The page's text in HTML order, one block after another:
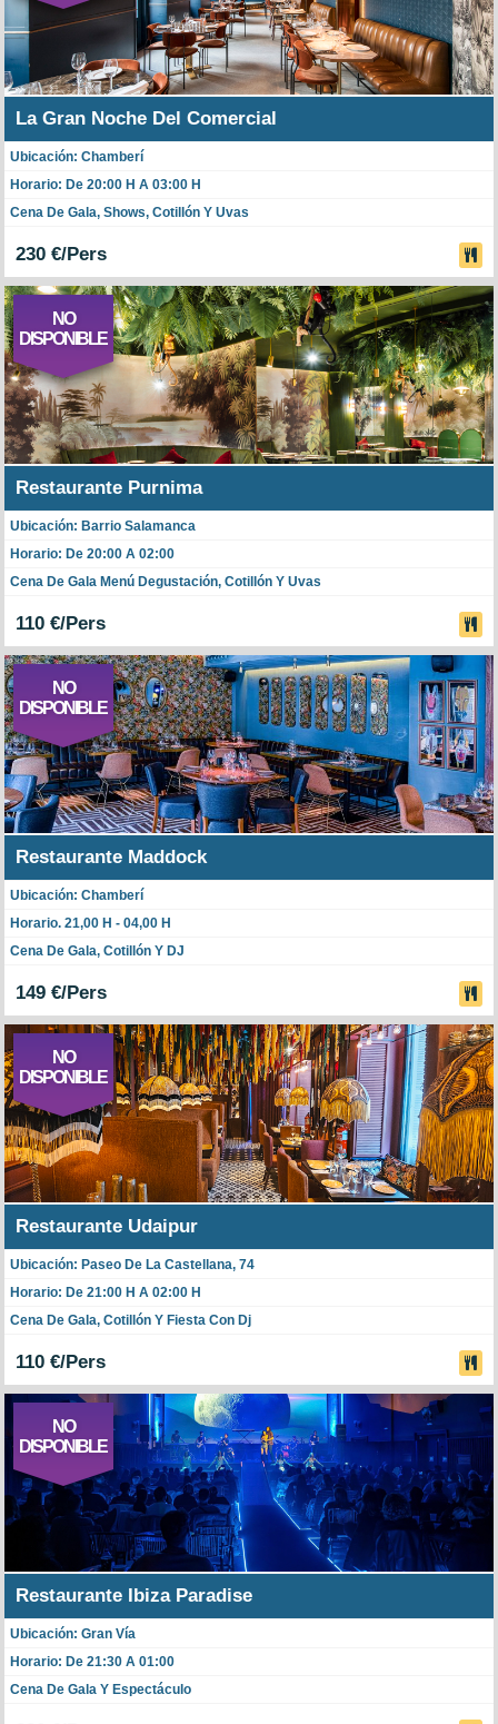
La Gran Noche Del Comercial
Ubicación: Chamberí
Horario: De 20:00 H A 03:00 H
Cena De Gala, Shows, Cotillón Y Uvas
230 €/Pers
NO
DISPONIBLE
Restaurante Purnima
Ubicación: Barrio Salamanca
Horario: De 20:00 A 02:00
Cena De Gala Menú Degustación, Cotillón Y Uvas
110 €/Pers
NO
DISPONIBLE
Restaurante Maddock
Ubicación: Chamberí
Horario. 21,00 H - 04,00 H
Cena De Gala, Cotillón Y DJ
149 €/Pers
NO
DISPONIBLE
Restaurante Udaipur
Ubicación: Paseo De La Castellana, 74
Horario: De 21:00 H A 02:00 H
Cena De Gala, Cotillón Y Fiesta Con Dj
110 €/Pers
NO
DISPONIBLE
Restaurante Ibiza Paradise
Ubicación: Gran Vía
Horario: De 21:30 A 01:00
Cena De Gala Y Espectáculo